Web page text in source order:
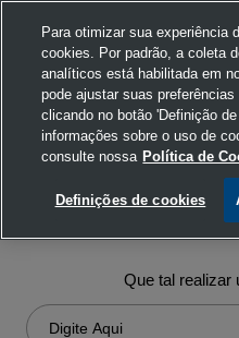
Ops!... não
sua
Que tal realizar
Para otimizar sua experiência
cookies. Por padrão, a coleta
analíticos está habilitada em
pode ajustar suas
clicando no botão 'Definição
informações sobre o uso de
consulte nossa Política de
Definições de cookies